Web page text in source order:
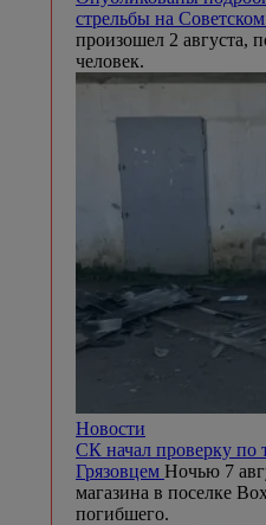
стрельбы на
произошел 2 августа,
человек.
Новости
СК начал проверку по
Грязовцем Ночью 7
магазина в поселке
погибшего.